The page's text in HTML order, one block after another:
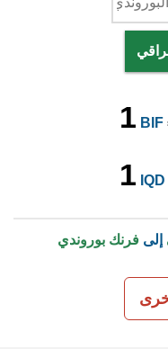
1 BIF
1 IQD
إلى فرنك بوروندي